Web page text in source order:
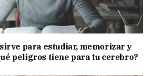
para estudiar, memorizar y
peligros tiene para tu cerebro?